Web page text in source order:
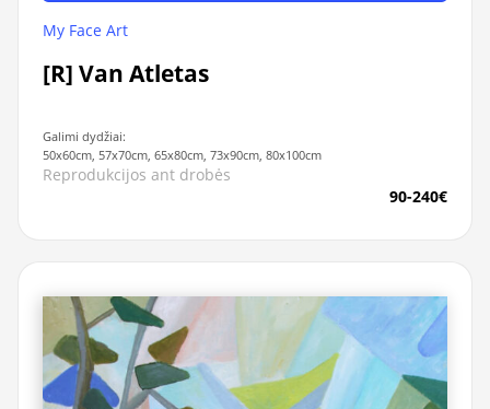
My Face Art
[R] Van Atletas
Galimi dydžiai:
50x60cm, 57x70cm, 65x80cm, 73x90cm, 80x100cm
Reprodukcijos ant drobės
90-240€